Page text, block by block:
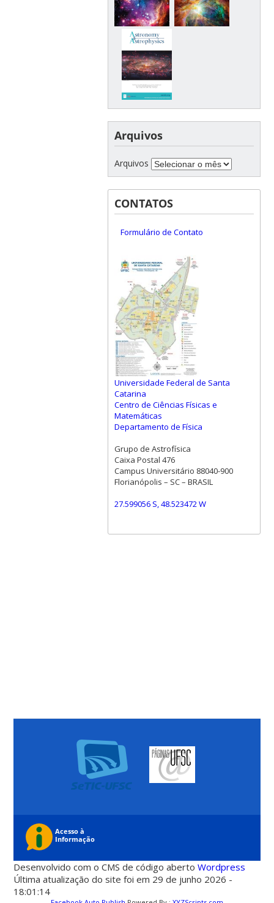
Arquivos
Arquivos
CONTATOS
Formulário de Contato
Universidade Federal de Santa
Catarina
Centro de Ciências Físicas e
Matemáticas
Departamento de Física
Grupo de Astrofísica
Caixa Postal 476
Campus Universitário 88040-900
Florianópolis – SC – BRASIL
27.599056 S, 48.523472 W
Desenvolvido com o CMS de código abertoWordpress
Última atualização do site foi em 29 de junho 2026 -
18:01:14